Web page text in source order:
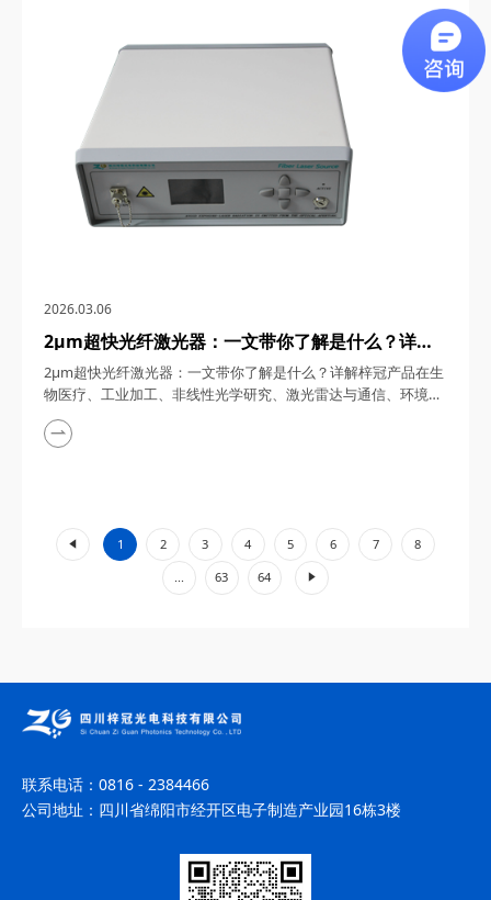
通信、5G/6G通信与雷达系统、光学相干层析成像（OCT）、光
学测量与传感以及太赫兹研究与超快激光等多个领域展现出非凡
的应用潜力。今天，四川梓冠光电...
2026.03.06
2μm超快光纤激光器：一文带你了解是什么？详解
梓冠产品在生物医疗、工业加工、非线性光学研究、
激光雷达与通信、环境监测等领域的实际应用
2μm超快光纤激光器：一文带你了解是什么？详解梓冠产品在生
物医疗、工业加工、非线性光学研究、激光雷达与通信、环境监
测等领域的实际应用 超快光纤激光器凭借其高功率、短脉冲、
宽调谐范围等特性，在激光技术迅猛发展的今天，成为科研与工
1 2 3 4 5 6 7 8
... 63 64
»
联系电话： 0816 - 2384466
公司地址： 四川省绵阳市经开区电子制造产业园16栋3楼